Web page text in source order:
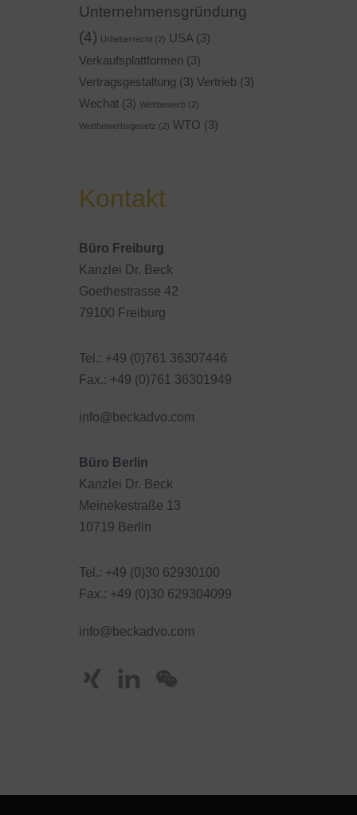
Unternehmensgründung
(4) Urheberrecht(2) USA(3)
Verkaufsplattformen (3)
Vertragsgestaltung (3) Vertrieb(3)
Wechat(3) Wettbewerb(2)
Wettbewerbsgesetz (2) WTO (3)
Kontakt
Büro Freiburg
Kanzlei Dr. Beck
Goethestrasse 42
79100 Freiburg
Tel.: +49 (0)761 36307446
Fax.: +49 (0)761 36301949
info@beckadvo.com
Büro Berlin
Kanzlei Dr. Beck
Meinekestraße 13
10719 Berlin
Tel.: +49 (0)30 62930100
Fax.: +49 (0)30 629304099
info@beckadvo.com